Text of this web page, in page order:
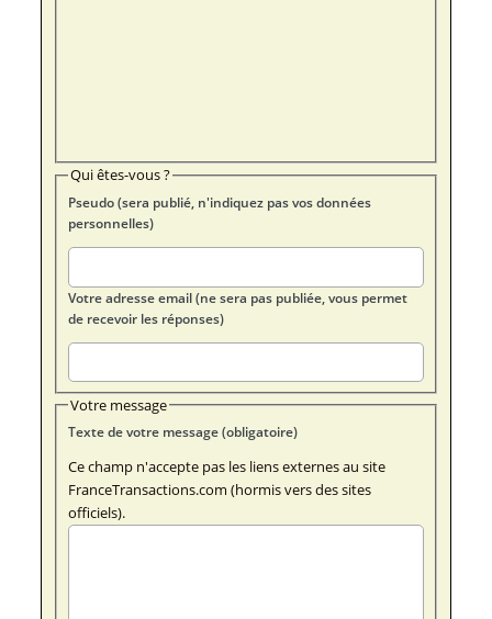
Qui êtes-vous ?
Pseudo (sera publié, n'indiquez pas vos données
personnelles)
Votre adresse email (ne sera pas publiée, vous permet
de recevoir les réponses)
Votre message
Texte de votre message (obligatoire)
Ce champ n'accepte pas les liens externes au site
FranceTransactions.com (hormis vers des sites
officiels).